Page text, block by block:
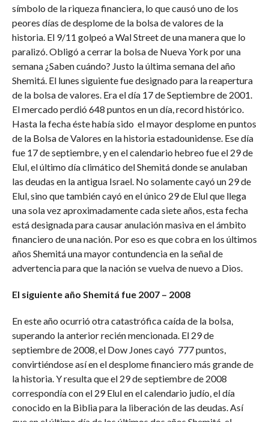
símbolo de la riqueza financiera, lo que causó uno de los
peores días de desplome de la bolsa de valores de la
historia. El 9/11 golpeó a Wal Street de una manera que lo
paralizó. Obligó a cerrar la bolsa de Nueva York por una
semana ¿Saben cuándo? Justo la última semana del año
Shemitá. El lunes siguiente fue designado para la reapertura
de la bolsa de valores. Era el día 17 de Septiembre de 2001.
El mercado perdió 648 puntos en un día, record histórico.
Hasta la fecha éste había sido el mayor desplome en puntos
de la Bolsa de Valores en la historia estadounidense. Ese día
fue 17 de septiembre, y en el calendario hebreo fue el 29 de
Elul, el último día climático del Shemitá donde se anulaban
las deudas en la antigua Israel. No solamente cayó un 29 de
Elul, sino que también cayó en el único 29 de Elul que llega
una sola vez aproximadamente cada siete años, esta fecha
está designada para causar anulación masiva en el ámbito
financiero de una nación. Por eso es que cobra en los últimos
años Shemitá una mayor contundencia en la señal de
advertencia para que la nación se vuelva de nuevo a Dios.
El siguiente año Shemitá fue 2007 – 2008
En este año ocurrió otra catastrófica caída de la bolsa,
superando la anterior recién mencionada. El 29 de
septiembre de 2008, el Dow Jones cayó 777 puntos,
convirtiéndose así en el desplome financiero más grande de
la historia. Y resulta que el 29 de septiembre de 2008
correspondía con el 29 Elul en el calendario judío, el día
conocido en la Biblia para la liberación de las deudas. Así